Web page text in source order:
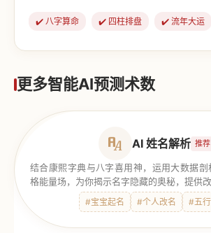
✔️ 八字算命 ✔️ 四柱排盘 ✔️ 流年大运
更多智能AI预测术数
AI 姓名解析 推荐
结合康熙字典与八字喜用神，运用大数据
格能量场，为你揭示名字隐藏的奥秘，提供
#宝宝起名 #个人改名 #五